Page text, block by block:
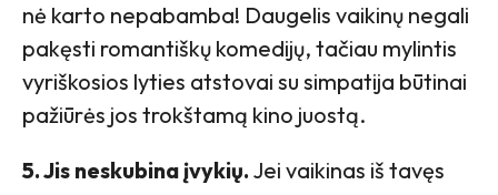
nė karto nepabamba! Daugelis vaikinų negali
pakęsti romantiškų komedijų, tačiau mylintis
vyriškosios lyties atstovai su simpatija būtinai
pažiūrės jos trokštamą kino juostą.
5. Jis neskubina įvykių. Jei vaikinas iš tavęs